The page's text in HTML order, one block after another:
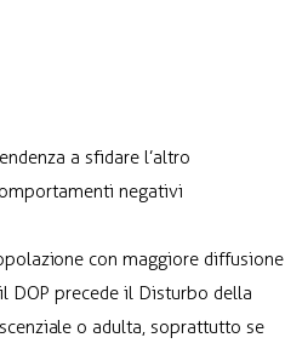
a sfidare l’altro
negativi
con maggiore diffusione
DOP precede il Disturbo della
o adulta, soprattutto se